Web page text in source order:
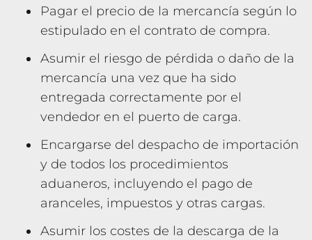
Pagar el precio de la mercancía según lo
estipulado en el contrato de compra.
Asumir el riesgo de pérdida o daño de la
mercancía una vez que ha sido
entregada correctamente por el
vendedor en el puerto de carga.
Encargarse del despacho de importación
y de todos los procedimientos
aduaneros, incluyendo el pago de
aranceles, impuestos y otras cargas.
Asumir los costes de la descarga de la